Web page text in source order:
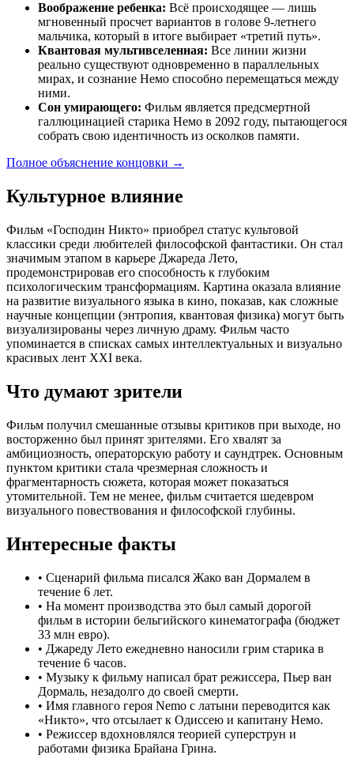
Воображение ребенка: Всё происходящее — лишь
мгновенный просчет вариантов в голове 9-летнего
мальчика, который в итоге выбирает «третий путь».
Квантовая мультивселенная: Все линии жизни
реально существуют одновременно в параллельных
мирах, и сознание Немо способно перемещаться между
ними.
Сон умирающего: Фильм является предсмертной
галлюцинацией старика Немо в 2092 году, пытающегося
собрать свою идентичность из осколков памяти.
Полное объяснение концовки →
Культурное влияние
Фильм «Господин Никто» приобрел статус культовой
классики среди любителей философской фантастики. Он стал
значимым этапом в карьере Джареда Лето,
продемонстрировав его способность к глубоким
психологическим трансформациям. Картина оказала влияние
на развитие визуального языка в кино, показав, как сложные
научные концепции (энтропия, квантовая физика) могут быть
визуализированы через личную драму. Фильм часто
упоминается в списках самых интеллектуальных и визуально
красивых лент XXI века.
Что думают зрители
Фильм получил смешанные отзывы критиков при выходе, но
восторженно был принят зрителями. Его хвалят за
амбициозность, операторскую работу и саундтрек. Основным
пунктом критики стала чрезмерная сложность и
фрагментарность сюжета, которая может показаться
утомительной. Тем не менее, фильм считается шедевром
визуального повествования и философской глубины.
Интересные факты
• Сценарий фильма писался Жако ван Дормалем в
течение 6 лет.
• На момент производства это был самый дорогой
фильм в истории бельгийского кинематографа (бюджет
33 млн евро).
• Джареду Лето ежедневно наносили грим старика в
течение 6 часов.
• Музыку к фильму написал брат режиссера, Пьер ван
Дормаль, незадолго до своей смерти.
• Имя главного героя Nemo с латыни переводится как
«Никто», что отсылает к Одиссею и капитану Немо.
• Режиссер вдохновлялся теорией суперструн и
работами физика Брайана Грина.